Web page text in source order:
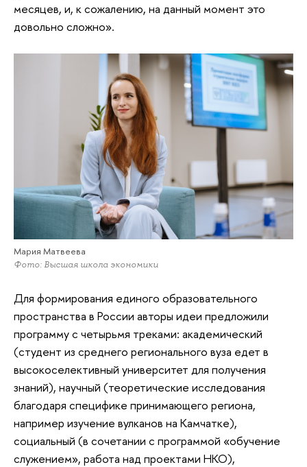
месяцев, и, к сожалению, на данный момент это
довольно сложно».
Мария Матвеева
Фото: Высшая школа экономики
Для формирования единого образовательного
пространства в России авторы идеи предложили
программу с четырьмя треками: академический
(студент из среднего регионального вуза едет в
высокоселективный университет для получения
знаний), научный (теоретические исследования
благодаря специфике принимающего региона,
например изучение вулканов на Камчатке),
социальный (в сочетании с программой «обучение
служением», работа над проектами НКО),